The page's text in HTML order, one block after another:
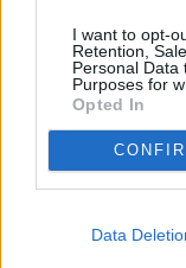
I want to opt-
Retention,
Personal Data
Purposes for
Opted In
Data